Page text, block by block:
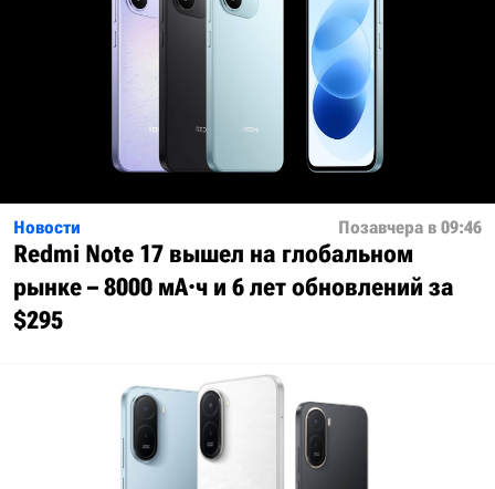
Новости Позавчера в 09:46
Redmi Note 17 вышел на глобальном
рынке – 8000 мА·ч и 6 лет обновлений за
$295